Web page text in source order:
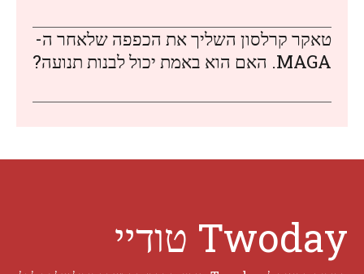
טאקר קרלסון השליך את הכפפה שלאחר ה-
MAGA. האם הוא באמת יכול לבנות תנועה?
Twoday טודיי